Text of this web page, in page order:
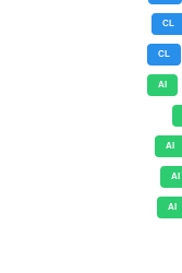
CL
CL
AI
AI
AI
AI